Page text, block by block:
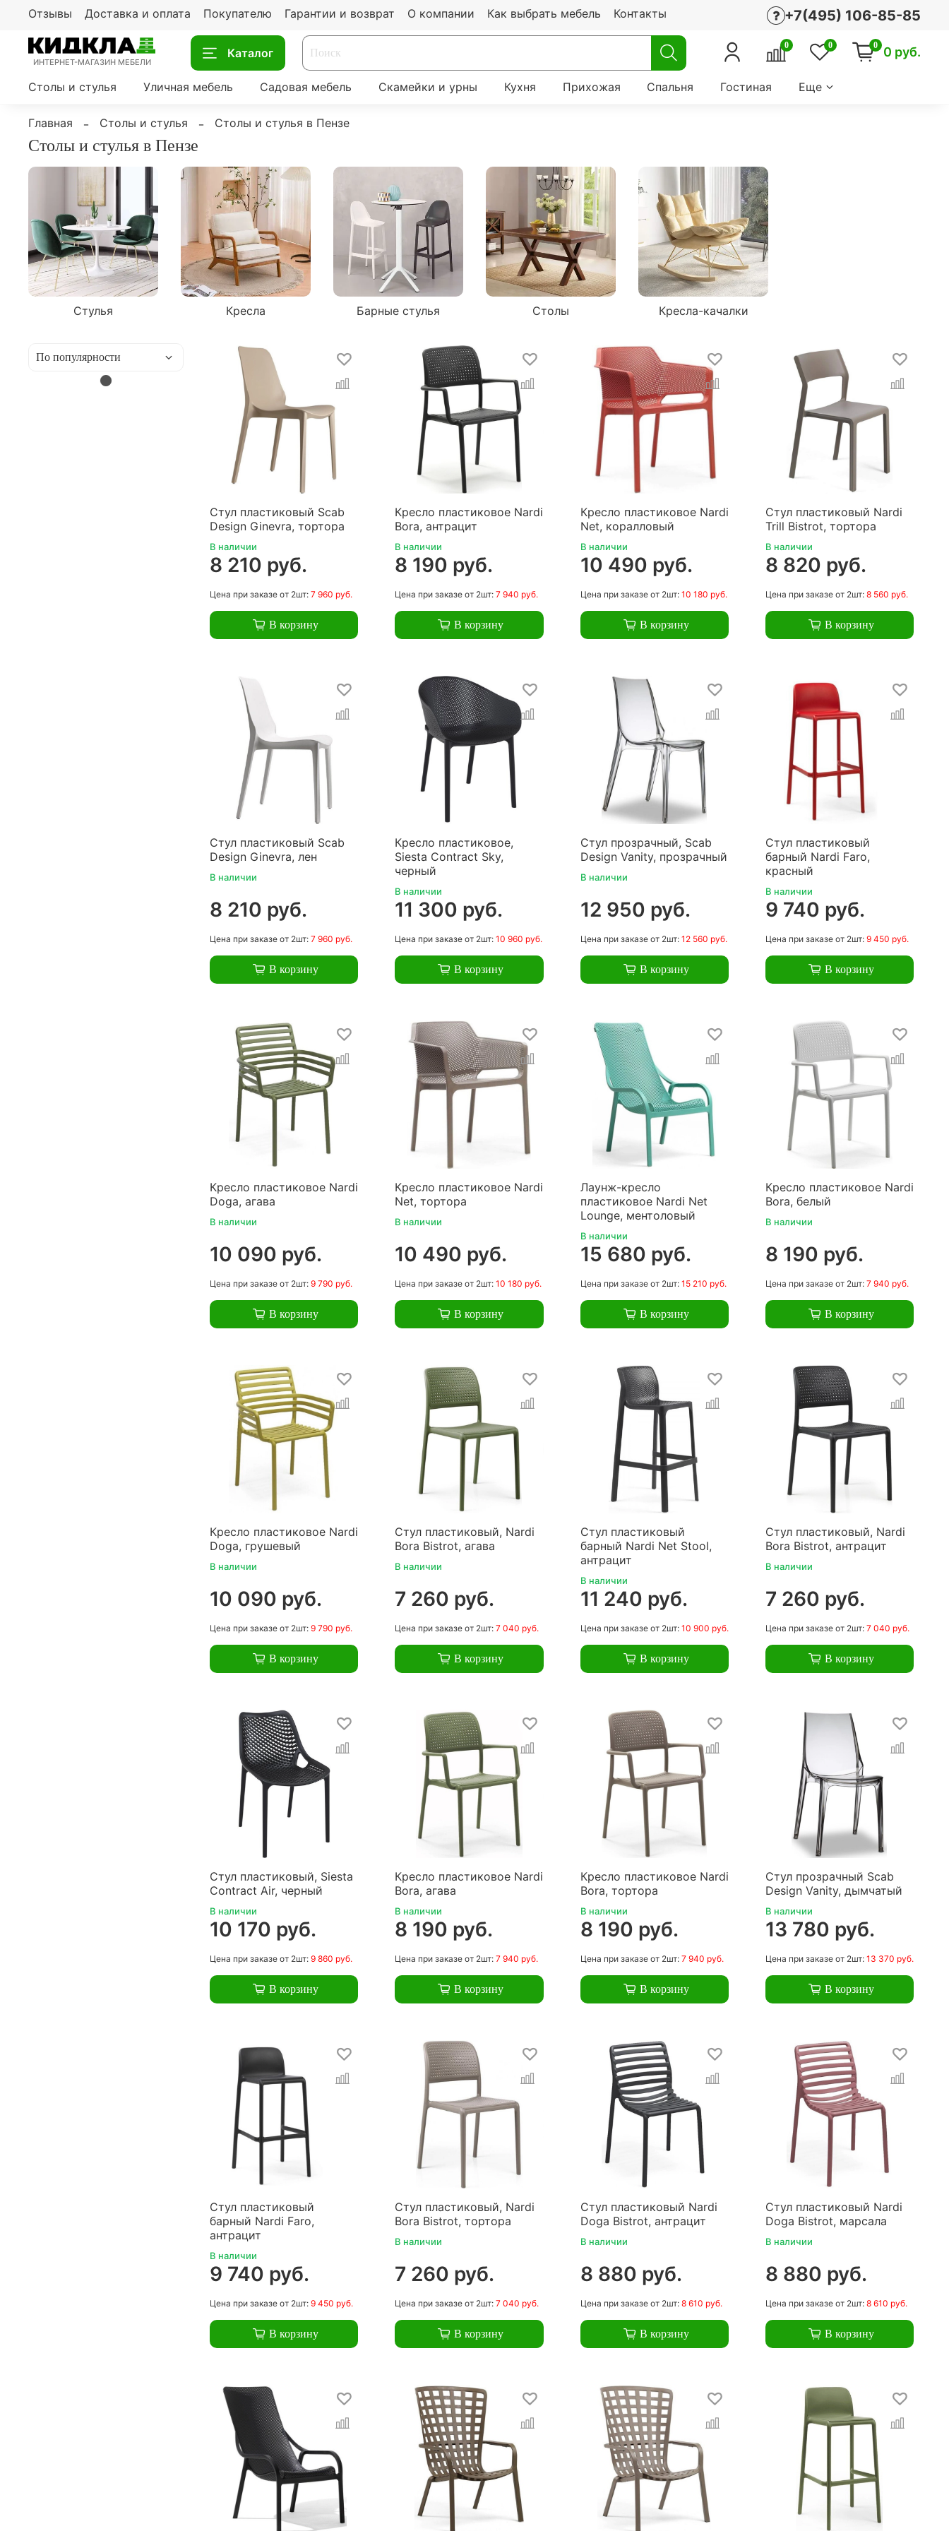
Отзывы Доставка и оплата Покупателю Гарантии и возврат О компании Как выбрать мебель Контакты +7(495) 106-85-85
ИНТЕРНЕТ-МАГАЗИН МЕБЕЛИ
Каталог
0 0 0 0 руб.
Столы и стулья Уличная мебель Садовая мебель Скамейки и урны Кухня Прихожая Спальня Гостиная Еще
Главная Столы и стулья Столы и стулья в Пензе
Столы и стулья в Пензе
Стулья Кресла Барные стулья Столы Кресла-качалки
Стул пластиковый Scab
Design Ginevra, тортора
В наличии
8 210 руб.
Цена при заказе от 2шт:7 960 руб.
В корзину
Кресло пластиковое Nardi
Bora, антрацит
В наличии
8 190 руб.
Цена при заказе от 2шт:7 940 руб.
В корзину
Кресло пластиковое Nardi
Net, коралловый
В наличии
10 490 руб.
Цена при заказеот 2шт: 10 180 руб.
В корзину
Стул пластиковый Nardi
Trill Bistrot, тортора
В наличии
8 820 руб.
Цена при заказеот 2шт: 8 560 руб.
В корзину
Стул пластиковый Scab
Design Ginevra, лен
В наличии
8 210 руб.
Цена при заказе от 2шт:7 960 руб.
В корзину
Кресло пластиковое,
Siesta Contract Sky,
черный
В наличии
11 300 руб.
Цена при заказе от 2шт:10 960 руб.
В корзину
Стул прозрачный, Scab
Design Vanity, прозрачный
В наличии
12 950 руб.
Цена при заказеот 2шт: 12 560 руб.
В корзину
Стул пластиковый
барный Nardi Faro,
красный
В наличии
9 740 руб.
Цена при заказеот 2шт: 9 450 руб.
В корзину
Кресло пластиковое Nardi
Doga, агава
В наличии
10 090 руб.
Цена при заказе от 2шт:9 790 руб.
В корзину
Кресло пластиковое Nardi
Net, тортора
В наличии
10 490 руб.
Цена при заказе от 2шт:10 180 руб.
В корзину
Лаунж-кресло
пластиковое Nardi Net
Lounge, ментоловый
В наличии
15 680 руб.
Цена при заказеот 2шт: 15 210 руб.
В корзину
Кресло пластиковое Nardi
Bora, белый
В наличии
8 190 руб.
Цена при заказеот 2шт: 7 940 руб.
В корзину
Кресло пластиковое Nardi
Doga, грушевый
В наличии
10 090 руб.
Цена при заказе от 2шт:9 790 руб.
В корзину
Стул пластиковый, Nardi
Bora Bistrot, агава
В наличии
7 260 руб.
Цена при заказе от 2шт:7 040 руб.
В корзину
Стул пластиковый
барный Nardi Net Stool,
антрацит
В наличии
11 240 руб.
Цена при заказеот 2шт: 10 900 руб.
В корзину
Стул пластиковый, Nardi
Bora Bistrot, антрацит
В наличии
7 260 руб.
Цена при заказеот 2шт: 7 040 руб.
В корзину
Стул пластиковый, Siesta
Contract Air, черный
В наличии
10 170 руб.
Цена при заказе от 2шт:9 860 руб.
В корзину
Кресло пластиковое Nardi
Bora, агава
В наличии
8 190 руб.
Цена при заказе от 2шт:7 940 руб.
В корзину
Кресло пластиковое Nardi
Bora, тортора
В наличии
8 190 руб.
Цена при заказеот 2шт: 7 940 руб.
В корзину
Стул прозрачный Scab
Design Vanity, дымчатый
В наличии
13 780 руб.
Цена при заказеот 2шт: 13 370 руб.
В корзину
Стул пластиковый
барный Nardi Faro,
антрацит
В наличии
9 740 руб.
Цена при заказе от 2шт:9 450 руб.
В корзину
Стул пластиковый, Nardi
Bora Bistrot, тортора
В наличии
7 260 руб.
Цена при заказе от 2шт:7 040 руб.
В корзину
Стул пластиковый Nardi
Doga Bistrot, антрацит
В наличии
8 880 руб.
Цена при заказеот 2шт: 8 610 руб.
В корзину
Стул пластиковый Nardi
Doga Bistrot, марсала
В наличии
8 880 руб.
Цена при заказеот 2шт: 8 610 руб.
В корзину